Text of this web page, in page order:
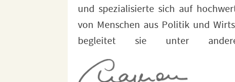
und spezialisierte sich auf
von Menschen aus Politik und
begleitet sie unter
Zentrum für Qualität in der